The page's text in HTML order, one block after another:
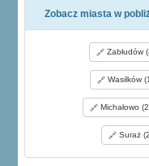
Zobacz miasta w
Zabłudów
Wasilków
Michałowo
Suraż